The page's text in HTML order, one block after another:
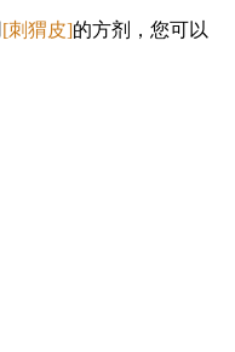
[刺猬皮]的方剂，您可以